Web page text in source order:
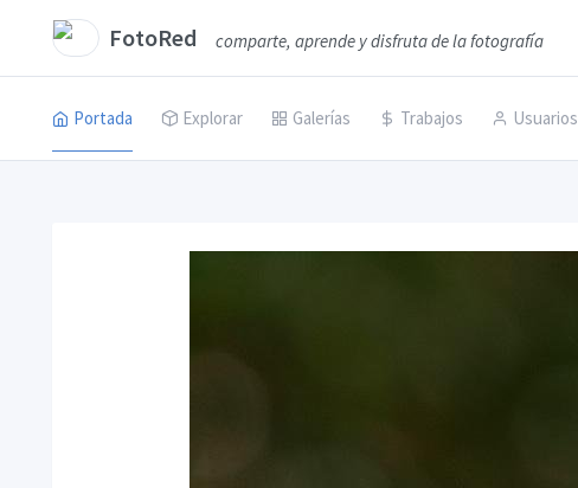
FotoRed comparte, aprende y disfruta de la fotografía
Portada Explorar Galerías Trabajos Usuarios